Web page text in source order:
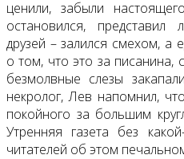
ценили, забыли
остановился, представил
друзей – залился смехом, а
о том, что это за писанина,
безмолвные слезы
некролог, Лев напомнил,
покойного за большим
Утренняя газета без
читателей об этом